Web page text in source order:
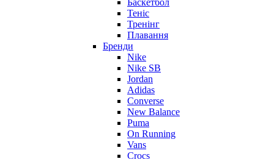
Теніс
Тренінг
Плавання
Бренди
Nike
Nike SB
Jordan
Adidas
Converse
New Balance
Puma
On Running
Vans
Crocs